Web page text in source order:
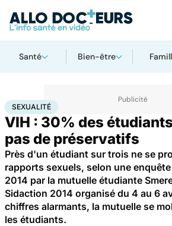
Santé Bien-être
AccueilBien-être
SEXUALITÉ
VIH : 30% des
pas de préservatifs
Près d'un étudiant sur trois ne se
rapports sexuels, selon une
2014 par la mutuelle étudiante
Sidaction 2014 organisé du 4 au 6
chiffres alarmants, la mutuelle se
les étudiants.